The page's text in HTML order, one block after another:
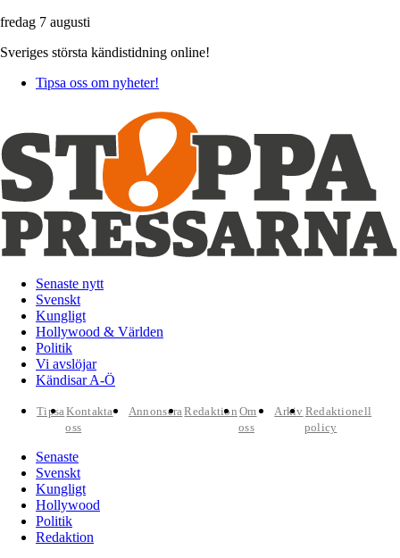
fredag 7 augusti
Sveriges största kändistidning online!
Tipsa oss om nyheter!
Senaste nytt
Svenskt
Kungligt
Hollywood & Världen
Politik
Vi avslöjar
Kändisar A-Ö
TipsaKontakta
oss
AnnonseraRedaktion Om
oss
Arkiv Redaktionell
policy
Senaste
Svenskt
Kungligt
Hollywood
Politik
Redaktion